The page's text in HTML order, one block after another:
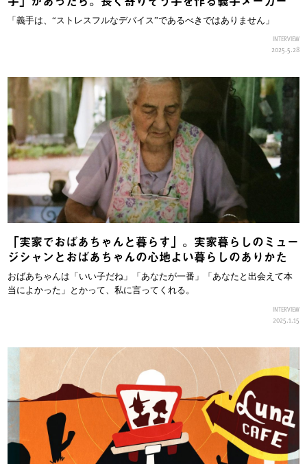
「義手は、“ストレスフルなデバイス”であるべきではありません」
INTERVIEW
2025.5.28
「実家でおばあちゃんと暮らす」。実家暮らしのミュー
ジシャンとおばあちゃんの心地よい暮らしのありかた
おばあちゃんは「いい子だね」「あなたが一番」「あなたと出会えて本
当によかった」とかって、私に言ってくれる。
INTERVIEW
2025.1.15